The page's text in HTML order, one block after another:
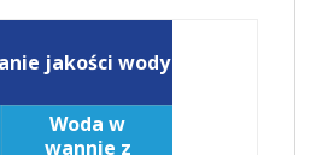
jakości wody
Woda w
wannie z